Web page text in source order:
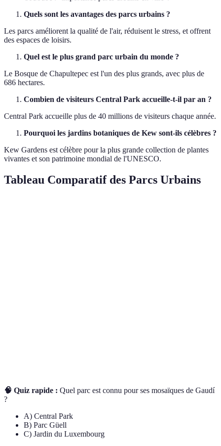
Quels sont les avantages des parcs urbains ?
Les parcs améliorent la qualité de l'air, réduisent le stress, et offrent
des espaces de loisirs.
Quel est le plus grand parc urbain du monde ?
Le Bosque de Chapultepec est l'un des plus grands, avec plus de
686 hectares.
Combien de visiteurs Central Park accueille-t-il par an ?
Central Park accueille plus de 40 millions de visiteurs chaque année.
Pourquoi les jardins botaniques de Kew sont-ils célèbres ?
Kew Gardens est célèbre pour la plus grande collection de plantes
vivantes et son patrimoine mondial de l'UNESCO.
Tableau Comparatif des Parcs Urbains
🧠 Quiz rapide : Quel parc est connu pour ses mosaïques de Gaudí
?
A) Central Park
B) Parc Güell
C) Jardin du Luxembourg